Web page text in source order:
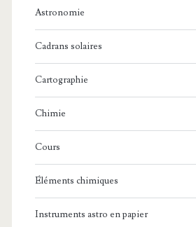
Astronomie
Cadrans solaires
Cartographie
Chimie
Cours
Éléments chimiques
Instruments astro en papier